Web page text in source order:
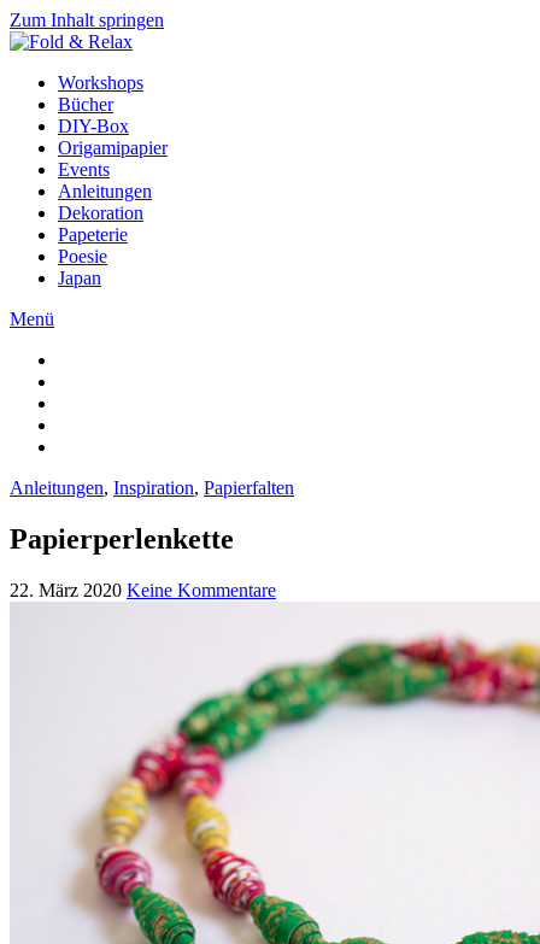
Zum Inhalt springen
Workshops
Bücher
DIY-Box
Origamipapier
Events
Anleitungen
Dekoration
Papeterie
Poesie
Japan
Menü
Anleitungen, Inspiration, Papierfalten
Papierperlenkette
22. März 2020 Keine Kommentare